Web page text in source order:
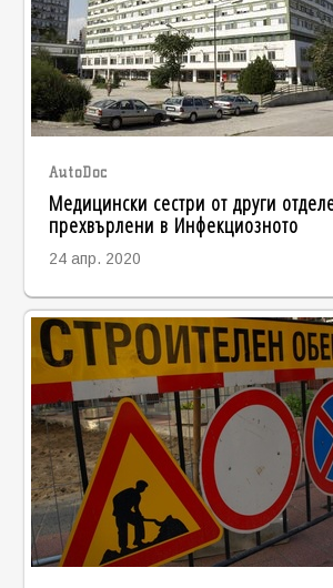
AutoDoc
Медицински сестри от други
прехвърлени в Инфекциозното
24 апр. 2020